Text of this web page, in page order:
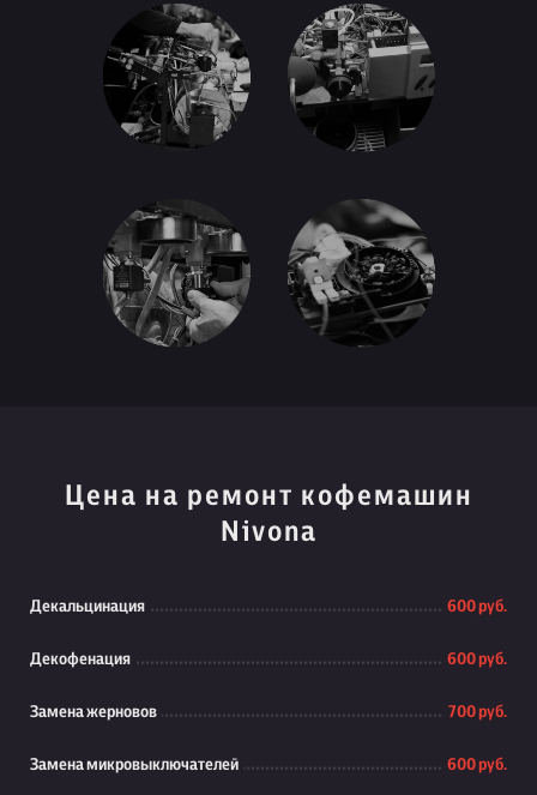
Цена на ремонт кофемашин
Nivona
Декальцинация 600 руб.
Декофенация 600 руб.
Замена жерновов 700 руб.
Замена микровыключателей 600 руб.